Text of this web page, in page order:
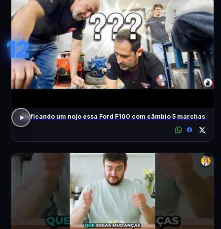
12
Tá ficando um nojo essa Ford F100 com câmbio 5 marchas